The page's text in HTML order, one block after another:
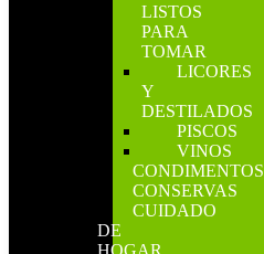
LISTOS
PARA
TOMAR
LICORES
Y
DESTILADOS
PISCOS
VINOS
CONDIMENTOS
CONSERVAS
CUIDADO
DE
HOGAR